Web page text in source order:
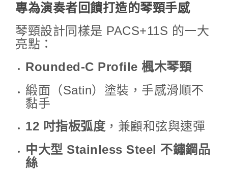
專為演奏者回饋打造的琴頸手感
琴頸設計同樣是 PACS+11S 的一大
亮點：
Rounded-C Profile 楓木琴頸
緞面（Satin）塗裝，手感滑順不
黏手
12 吋指板弧度 ，兼顧和弦與速彈
中大型 Stainless Steel 不鏽鋼品
絲